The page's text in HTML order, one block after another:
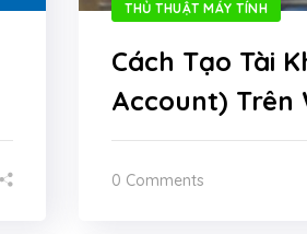
THỦ THUẬT MÁY TÍNH
Cách Tạo Tài
Account) Trên
0 Comments